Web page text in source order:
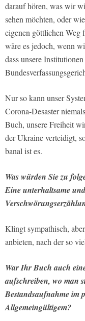
darauf hören, was wir
sehen möchten, oder
eigenen göttlichen Weg
wäre es jedoch, wenn
dass unsere
Nur so kann unser
Corona-Desaster
Buch, unsere Freiheit
der Ukraine verteidigt,
banal ist es.
Was würden Sie zu
Eine unterhaltsame
Klingt sympathisch,
anbieten, nach der so
War Ihr Buch auch
aufschreiben, wo man
Bestandsaufnahme im
Allgemeingültigem?